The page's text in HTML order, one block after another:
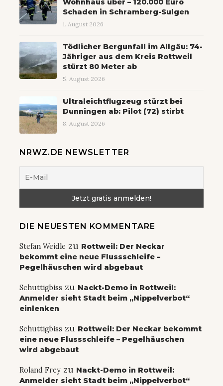
Wohnhaus über – 120.000 Euro
Schaden in Schramberg-Sulgen
1. August 2026
Tödlicher Bergunfall im Allgäu: 74-
Jähriger aus dem Kreis Rottweil
stürzt 80 Meter ab
5. August 2026
Ultraleichtflugzeug stürzt bei
Dunningen ab: Pilot (72) stirbt
8. August 2026
NRWZ.DE NEWSLETTER
DIE NEUESTEN KOMMENTARE
Stefan Weidle zu Rottweil: Der Neckar
bekommt eine neue Flussschleife –
Pegelhäuschen wird abgebaut
Schuttigbiss zu Nackt-Demo in Rottweil:
Anmelder sieht Stadt beim „Nippelverbot“
einlenken
Schuttigbiss zu Rottweil: Der Neckar bekommt
eine neue Flussschleife – Pegelhäuschen
wird abgebaut
Roland Frey zu Nackt-Demo in Rottweil:
Anmelder sieht Stadt beim „Nippelverbot“